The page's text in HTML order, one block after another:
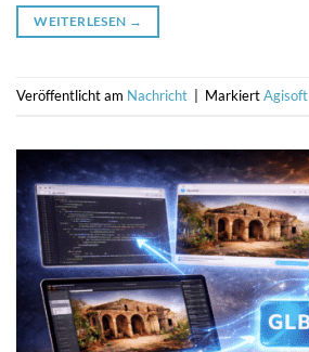
WEITERLESEN →
Veröffentlicht am Nachricht Markiert